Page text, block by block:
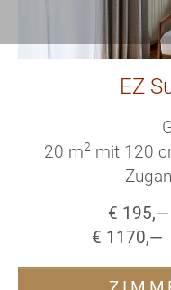
EZ
20 m2mit 120
€ 195,—
€ 1170,—